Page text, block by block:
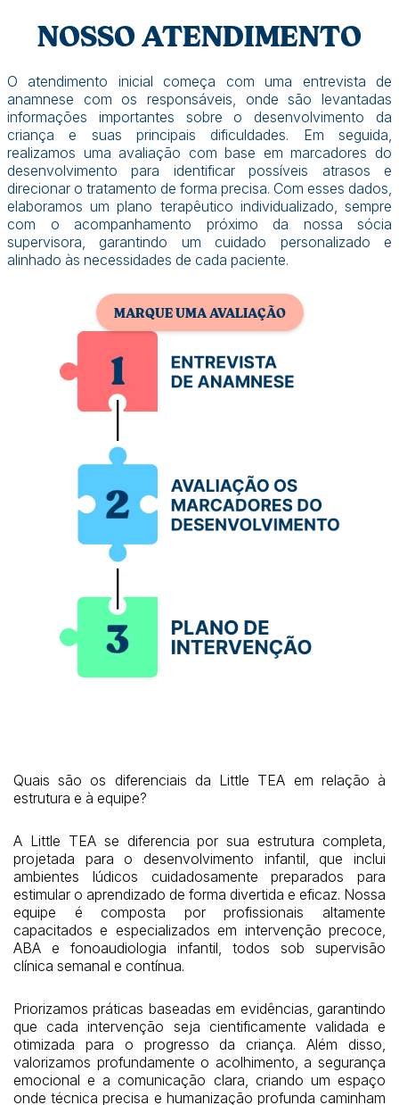
NOSSO ATENDIMENTO
O atendimento inicial começa com uma entrevista de
anamnese com os responsáveis, onde são levantadas
informações importantes sobre o desenvolvimento da
criança e suas principais dificuldades. Em seguida,
realizamos uma avaliação com base em marcadores do
desenvolvimento para identificar possíveis atrasos e
direcionar o tratamento de forma precisa. Com esses dados,
elaboramos um plano terapêutico individualizado, sempre
com o acompanhamento próximo da nossa sócia
supervisora, garantindo um cuidado personalizado e
alinhado às necessidades de cada paciente.
MARQUE UMA AVALIAÇÃO
Quais são os diferenciais da Little TEA em relação à
estrutura e à equipe?
A Little TEA se diferencia por sua estrutura completa,
projetada para o desenvolvimento infantil, que inclui
ambientes lúdicos cuidadosamente preparados para
estimular o aprendizado de forma divertida e eficaz. Nossa
equipe é composta por profissionais altamente
capacitados e especializados em intervenção precoce,
ABA e fonoaudiologia infantil, todos sob supervisão
clínica semanal e contínua.
Priorizamos práticas baseadas em evidências, garantindo
que cada intervenção seja cientificamente validada e
otimizada para o progresso da criança. Além disso,
valorizamos profundamente o acolhimento, a segurança
emocional e a comunicação clara, criando um espaço
onde técnica precisa e humanização profunda caminham